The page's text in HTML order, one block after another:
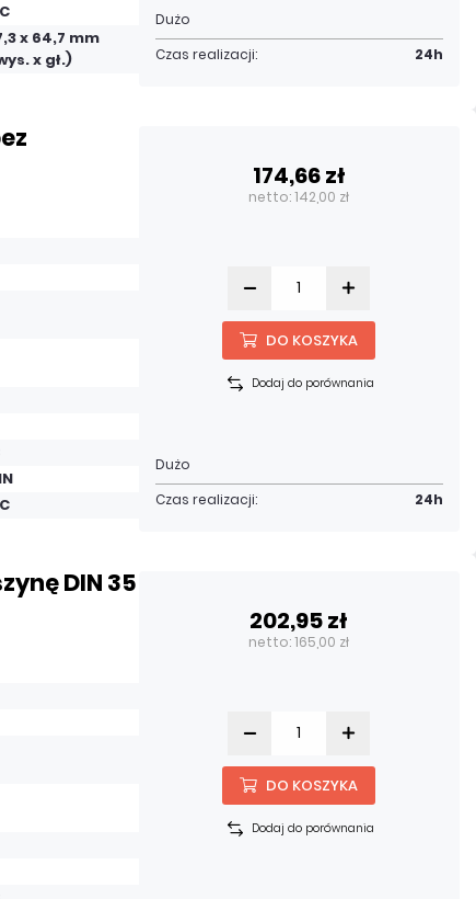
x 64,7 mm
x gł.)
Dużo
Czas realizacji:
24h
174,66 zł
netto: 142,00 zł
DO KOSZYKA
Dodaj do porównania
Dużo
Czas realizacji:
24h
DIN 35
202,95 zł
netto: 165,00 zł
DO KOSZYKA
Dodaj do porównania